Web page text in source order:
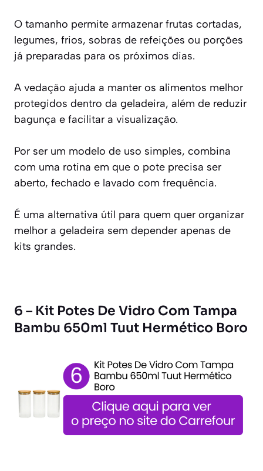
O tamanho permite armazenar frutas cortadas,
legumes, frios, sobras de refeições ou porções
já preparadas para os próximos dias.
A vedação ajuda a manter os alimentos melhor
protegidos dentro da geladeira, além de reduzir
bagunça e facilitar a visualização.
Por ser um modelo de uso simples, combina
com uma rotina em que o pote precisa ser
aberto, fechado e lavado com frequência.
É uma alternativa útil para quem quer organizar
melhor a geladeira sem depender apenas de
kits grandes.
6 – Kit Potes De Vidro Com Tampa
Bambu 650ml Tuut Hermético Boro